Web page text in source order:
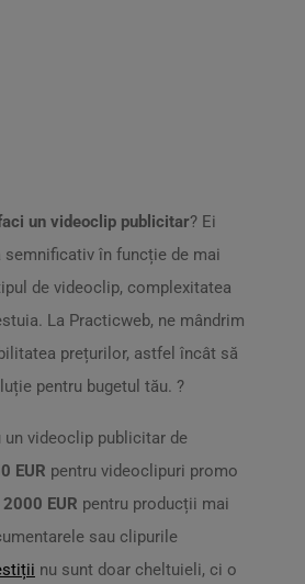
un videoclip publicitar? Ei
semnificativ în funcție de mai
de videoclip, complexitatea
La Practicweb, ne mândrim
prețurilor, astfel încât să
pentru bugetul tău. ?
un videoclip publicitar de
EUR pentru videoclipuri promo
2000 EUR pentru producții mai
sau clipurile
nu sunt doar cheltuieli, ci o